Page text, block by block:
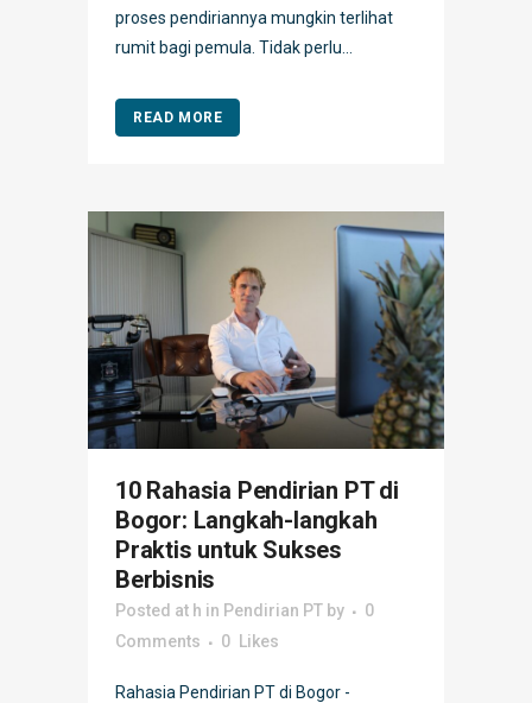
proses pendiriannya mungkin terlihat
rumit bagi pemula. Tidak perlu...
READ MORE
10 Rahasia Pendirian PT di
Bogor: Langkah-langkah
Praktis untuk Sukses
Berbisnis
Posted at h in Pendirian PT by
0
Comments
0 Likes
Rahasia Pendirian PT di Bogor -